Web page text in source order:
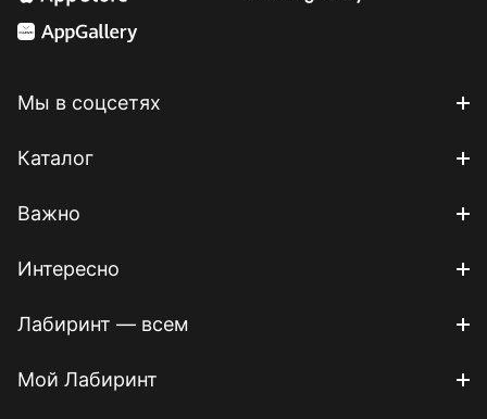
Мы в соцсетях
Каталог
Важно
Интересно
Лабиринт — всем
Мой Лабиринт